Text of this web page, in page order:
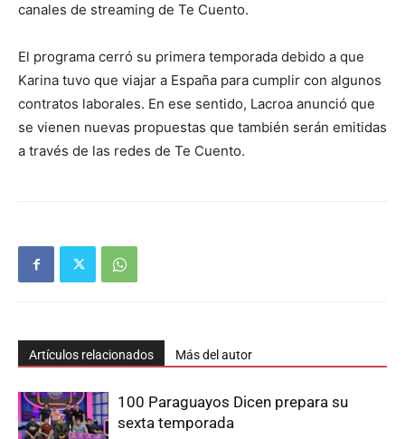
canales de streaming de Te Cuento.
El programa cerró su primera temporada debido a que
Karina tuvo que viajar a España para cumplir con algunos
contratos laborales. En ese sentido, Lacroa anunció que
se vienen nuevas propuestas que también serán emitidas
a través de las redes de Te Cuento.
Artículos relacionados Más del autor
100 Paraguayos Dicen prepara su
sexta temporada